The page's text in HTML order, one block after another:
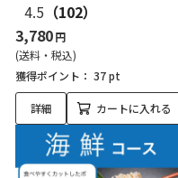
4.5 （102）
3,780円
(送料・税込)
獲得ポイント： 37 pt
詳細 カートに入れる